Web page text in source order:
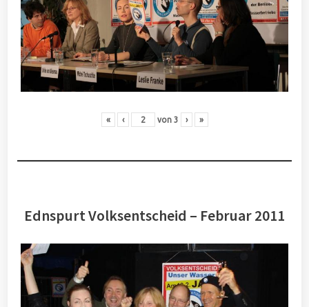
« ‹ von 3 › »
Ednspurt Volksentscheid – Februar 2011